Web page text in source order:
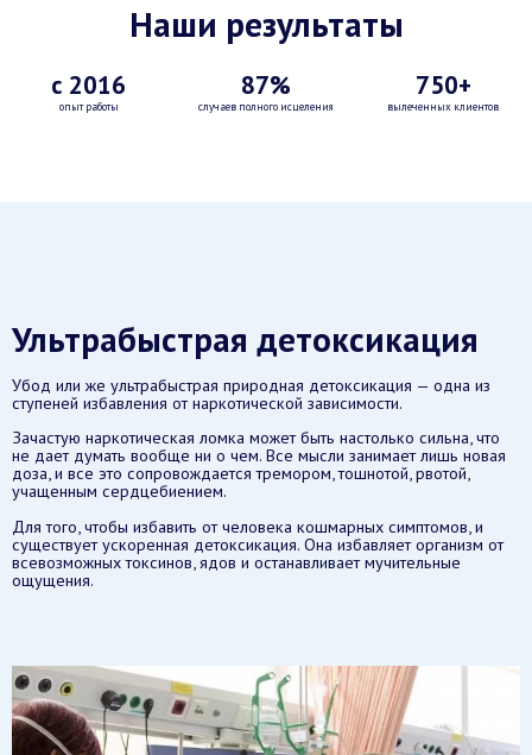
Наши результаты
с 2016
опыт работы
87%
случаев полного исцеления
750+
вылеченных клиентов
Ультрабыстрая детоксикация
Убод или же ультрабыстрая природная детоксикация — одна из
ступеней избавления от наркотической зависимости.
Зачастую наркотическая ломка может быть настолько сильна, что
не дает думать вообще ни о чем. Все мысли занимает лишь новая
доза, и все это сопровождается тремором, тошнотой, рвотой,
учащенным сердцебиением.
Для того, чтобы избавить от человека кошмарных симптомов, и
существует ускоренная детоксикация. Она избавляет организм от
всевозможных токсинов, ядов и останавливает мучительные
ощущения.